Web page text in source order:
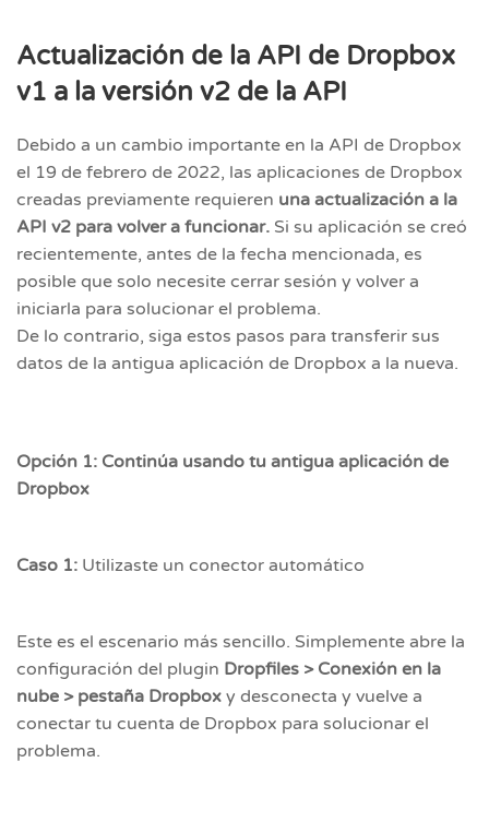
Actualización de la API de Dropbox
v1 a la versión v2 de la API
Debido a un cambio importante en la API de Dropbox
el 19 de febrero de 2022, las aplicaciones de Dropbox
creadas previamente requieren una actualización a la
API v2 para volver a funcionar. Si su aplicación se creó
recientemente, antes de la fecha mencionada, es
posible que solo necesite cerrar sesión y volver a
iniciarla para solucionar el problema.
De lo contrario, siga estos pasos para transferir sus
datos de la antigua aplicación de Dropbox a la nueva.
Opción 1: Continúa usando tu antigua aplicación de
Dropbox
Caso 1: Utilizaste un conector automático
Este es el escenario más sencillo. Simplemente abre la
configuración del plugin Dropfiles > Conexión en la
nube > pestaña Dropbox y desconecta y vuelve a
conectar tu cuenta de Dropbox para solucionar el
problema.